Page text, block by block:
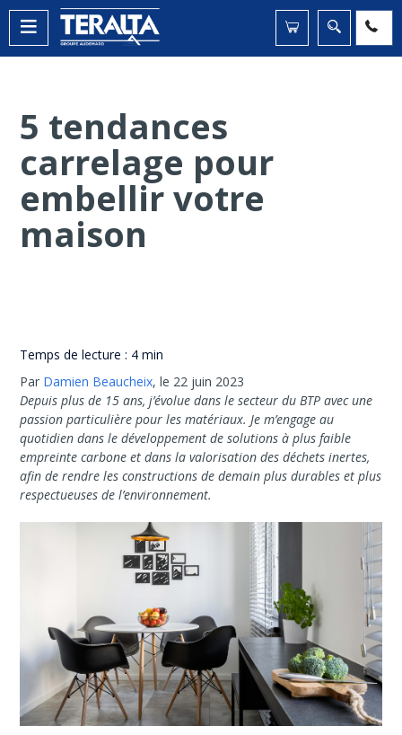
5 tendances
carrelage pour
embellir votre
maison
Temps de lecture : 4 min
Par Damien Beaucheix,le 22 juin 2023
Depuis plus de 15 ans, j’évolue dans le secteur du BTP avec une
passion particulière pour les matériaux. Je m’engage au
quotidien dans le développement de solutions à plus faible
empreinte carbone et dans la valorisation des déchets inertes,
afin de rendre les constructions de demain plus durables et plus
respectueuses de l’environnement.